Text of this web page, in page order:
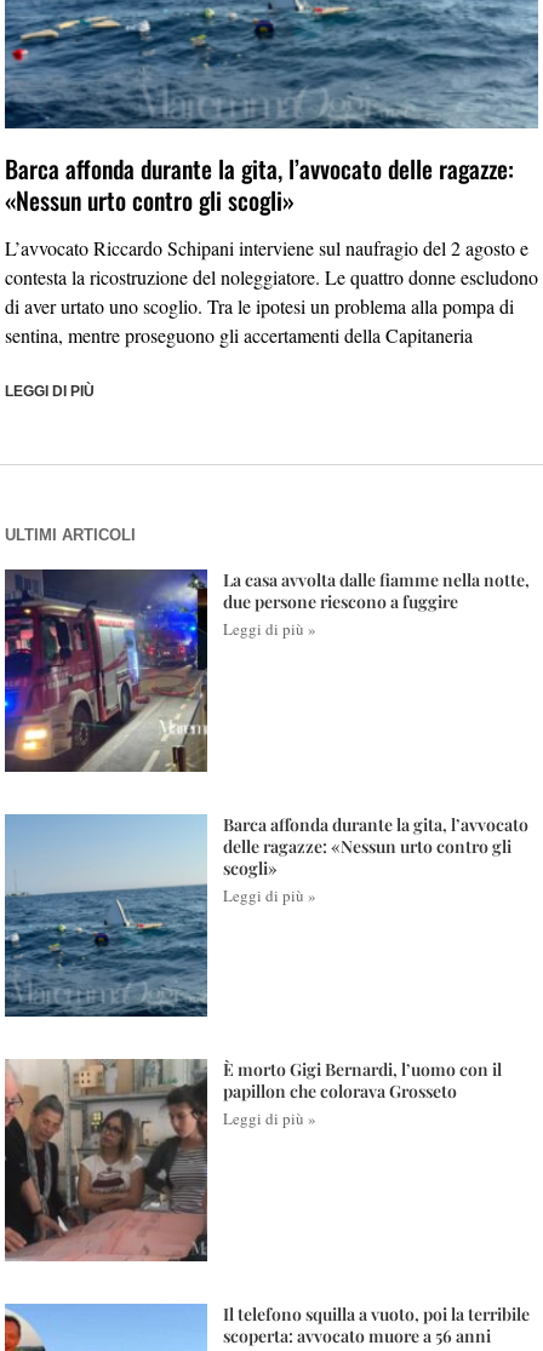
Barca affonda durante la gita, l’avvocato delle ragazze:
«Nessun urto contro gli scogli»
L’avvocato Riccardo Schipani interviene sul naufragio del 2 agosto e
contesta la ricostruzione del noleggiatore. Le quattro donne escludono
di aver urtato uno scoglio. Tra le ipotesi un problema alla pompa di
sentina, mentre proseguono gli accertamenti della Capitaneria
LEGGI DI PIÙ
ULTIMI ARTICOLI
La casa avvolta dalle fiamme nella notte,
due persone riescono a fuggire
Leggi di più »
Barca affonda durante la gita, l’avvocato
delle ragazze: «Nessun urto contro gli
scogli»
Leggi di più »
È morto Gigi Bernardi, l’uomo con il
papillon che colorava Grosseto
Leggi di più »
Il telefono squilla a vuoto, poi la terribile
scoperta: avvocato muore a 56 anni